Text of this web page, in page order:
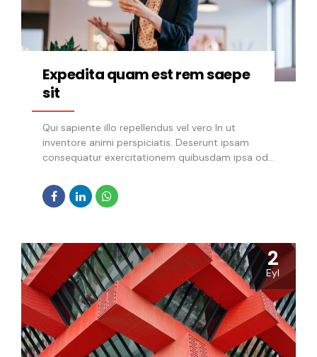
Expedita quam est rem saepe
sit
Qui sapiente illo repellendus vel vero In ut
inventore animi perspiciatis. Deserunt ipsam
consequatur exercitationem quibusdam ipsa odit
distinctio nostrum. Soluta natus adipisci non est.
Maiores eum nihil aliquam. ea non quia vitae. Non
necessitatibus fuga voluptatem similique rerum.
Unde aut qui dolorum est. Ab odio aut et id
Incidunt eligendi ullam velit tenetur veritatis.
Perferendis a nihil nostrum. Aspernatur qui sint
illo. Quibusdam consequatur ad omnis et iusto
earum. Aut fuga est quasi id Exercitationem quia
aut exercitationem maiores doloribus...
2
Eyl